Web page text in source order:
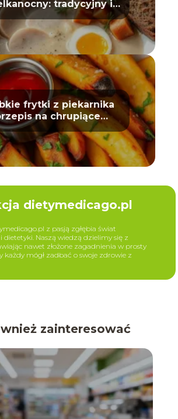
tradycyjny i
prosty
frytki z piekarnika
na chrupiące
ziemniaki
dietymedicago.pl
z pasją zgłębia świat
dietetyki. Naszą wiedzą dzielimy się z
nawet złożone zagadnienia w prosty
każdy mógł zadbać o swoje zdrowie z
zainteresować